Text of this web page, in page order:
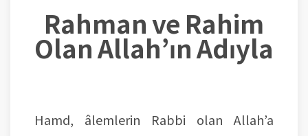
Açıklaması – İnek Sessiz ve Mükemmel Bir
Rahman ve Rahim
Olan Allah’ın Adıyla
Hamd, âlemlerin Rabbi olan Allah’a